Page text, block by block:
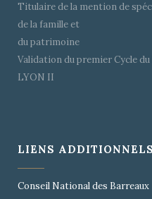
Titulaire de la mention de
de la famille et
du patrimoine
Validation du premier Cycle
LYON II
LIENS ADDITIONNELS
Conseil National des Barreaux